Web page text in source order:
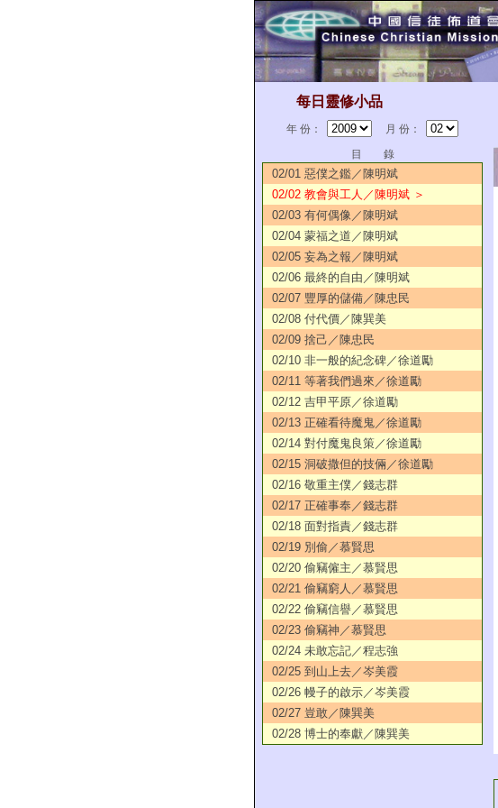
每日靈修小品
年 份：
月 份：
目 錄
02/01 惡僕之鑑／陳明斌
02/02 教會與工人／陳明斌 ＞
02/03 有何偶像／陳明斌
02/04 蒙福之道／陳明斌
02/05 妄為之報／陳明斌
02/06 最終的自由／陳明斌
02/07 豐厚的儲備／陳忠民
02/08 付代價／陳巽美
02/09 捨己／陳忠民
02/10 非一般的紀念碑／徐道勵
02/11 等著我們過來／徐道勵
02/12 吉甲平原／徐道勵
02/13 正確看待魔鬼／徐道勵
02/14 對付魔鬼良策／徐道勵
02/15 洞破撒但的技倆／徐道勵
02/16 敬重主僕／錢志群
02/17 正確事奉／錢志群
02/18 面對指責／錢志群
02/19 別偷／慕賢思
02/20 偷竊僱主／慕賢思
02/21 偷竊窮人／慕賢思
02/22 偷竊信譽／慕賢思
02/23 偷竊神／慕賢思
02/24 未敢忘記／程志強
02/25 到山上去／岑美霞
02/26 幔子的啟示／岑美霞
02/27 豈敢／陳巽美
02/28 博士的奉獻／陳巽美